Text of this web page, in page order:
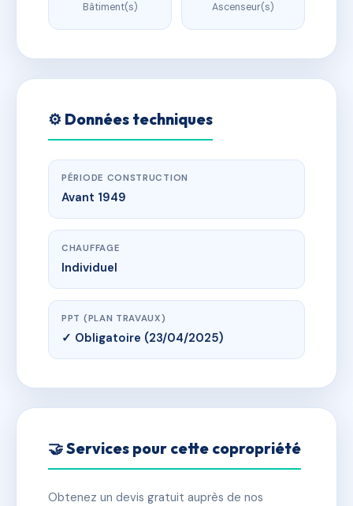
Bâtiment(s) Ascenseur(s)
⚙️ Données techniques
PÉRIODE CONSTRUCTION
Avant 1949
CHAUFFAGE
Individuel
PPT (PLAN TRAVAUX)
✓ Obligatoire (23/04/2025)
🤝 Services pour cette copropriété
Obtenez un devis gratuit auprès de nos